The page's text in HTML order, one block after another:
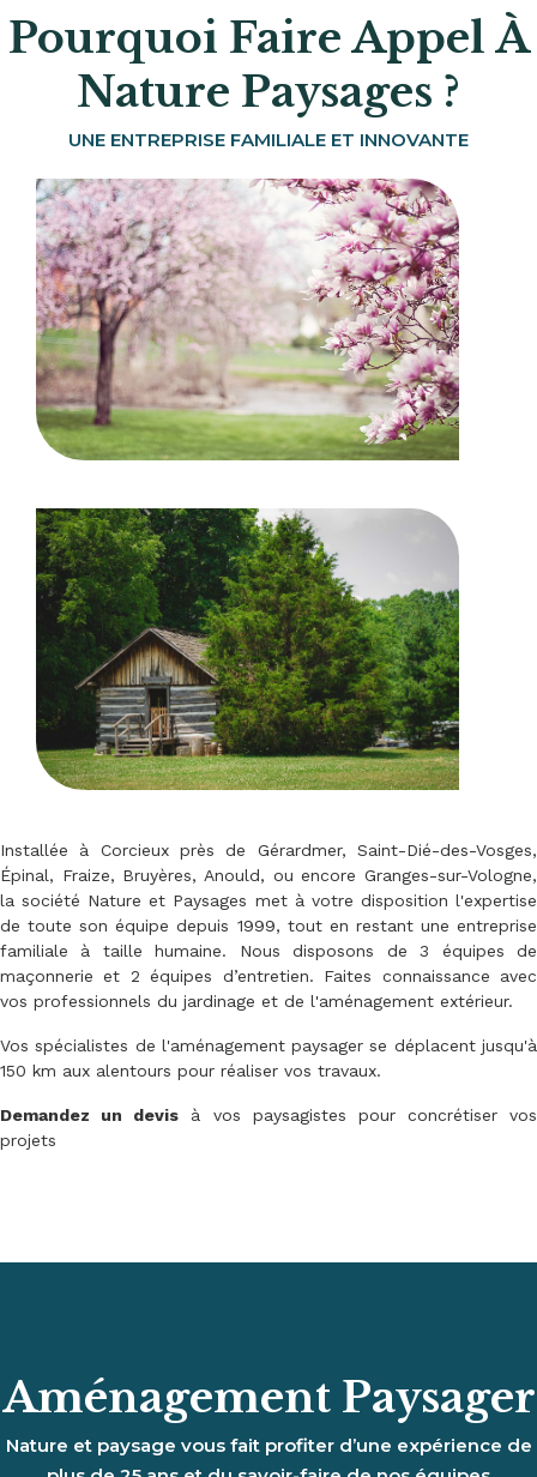
Pourquoi Faire Appel À
Nature Paysages ?
UNE ENTREPRISE FAMILIALE ET INNOVANTE
Installée à Corcieux près de Gérardmer, Saint-Dié-des-Vosges,
Épinal, Fraize, Bruyères, Anould, ou encore Granges-sur-Vologne,
la société Nature et Paysages met à votre disposition l'expertise
de toute son équipe depuis 1999, tout en restant une entreprise
familiale à taille humaine. Nous disposons de 3 équipes de
maçonnerie et 2 équipes d’entretien. Faites connaissance avec
vos professionnels du jardinage et de l'aménagement extérieur.
Vos spécialistes de l'aménagement paysager se déplacent jusqu'à
150 km aux alentours pour réaliser vos travaux.
Demandez un devis à vos paysagistes pour concrétiser vos
projets
Aménagement Paysager
Nature et paysage vous fait profiter d’une expérience de